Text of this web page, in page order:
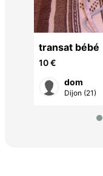
transat bébé
10 €
dom
Dijon (21)